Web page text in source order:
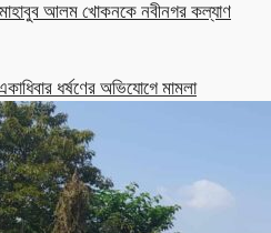
আলম খোকনকে নবীনগর কল্যাণ
ধর্ষণের অভিযোগে মামলা